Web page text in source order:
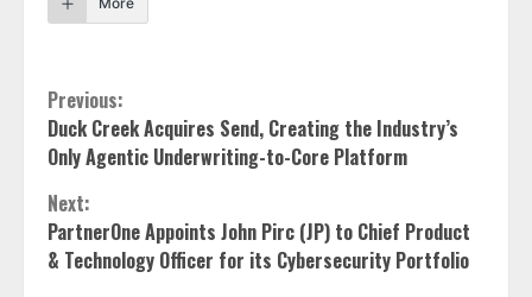
Continue
Reading
Previous:
Duck Creek Acquires Send, Creating the Industry’s
Only Agentic Underwriting-to-Core Platform
Next:
PartnerOne Appoints John Pirc (JP) to Chief Product
& Technology Officer for its Cybersecurity Portfolio